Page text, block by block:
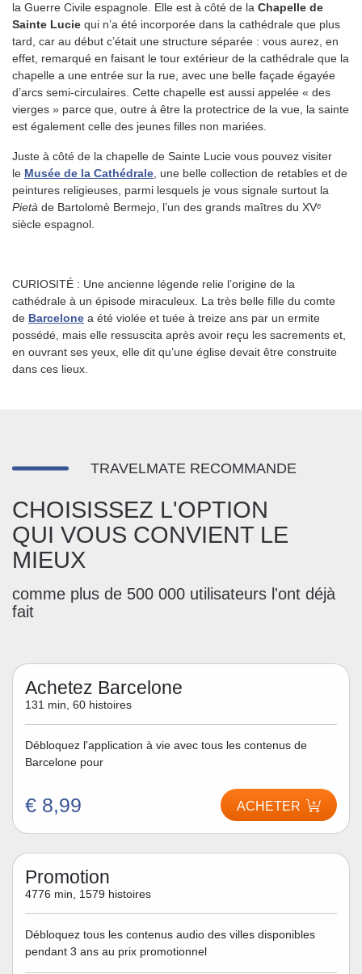
la Guerre Civile espagnole. Elle est à côté de la Chapelle de
Sainte Lucie qui n’a été incorporée dans la cathédrale que plus
tard, car au début c’était une structure séparée : vous aurez, en
effet, remarqué en faisant le tour extérieur de la cathédrale que la
chapelle a une entrée sur la rue, avec une belle façade égayée
d’arcs semi-circulaires. Cette chapelle est aussi appelée « des
vierges » parce que, outre à être la protectrice de la vue, la sainte
est également celle des jeunes filles non mariées.
Juste à côté de la chapelle de Sainte Lucie vous pouvez visiter
le Musée de la Cathédrale , une belle collection de retables et de
peintures religieuses, parmi lesquels je vous signale surtout la
Pietà de Bartolomè Bermejo, l’un des grands maîtres du XVᵉ
siècle espagnol.
CURIOSITÉ : Une ancienne légende relie l’origine de la
cathédrale à un épisode miraculeux. La très belle fille du comte
de Barcelone a été violée et tuée à treize ans par un ermite
possédé, mais elle ressuscita après avoir reçu les sacrements et,
en ouvrant ses yeux, elle dit qu’une église devait être construite
dans ces lieux.
TRAVELMATE RECOMMANDE
CHOISISSEZ L'OPTION
QUI VOUS CONVIENT LE
MIEUX
comme plus de 500 000 utilisateurs l'ont déjà
fait
Achetez Barcelone
131 min, 60 histoires
Débloquez l'application à vie avec tous les contenus de
Barcelone pour
€ 8,99 ACHETER
Promotion
4776 min, 1579 histoires
Débloquez tous les contenus audio des villes disponibles
pendant 3 ans au prix promotionnel